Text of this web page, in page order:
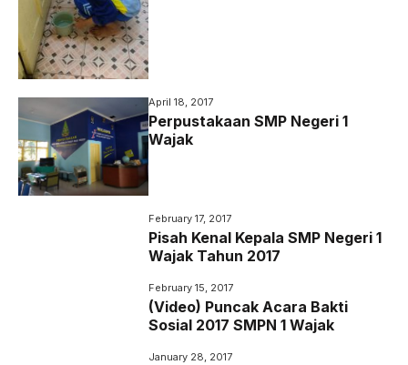
April 18, 2017
Perpustakaan SMP Negeri 1
Wajak
February 17, 2017
Pisah Kenal Kepala SMP Negeri 1
Wajak Tahun 2017
February 15, 2017
(Video) Puncak Acara Bakti
Sosial 2017 SMPN 1 Wajak
January 28, 2017